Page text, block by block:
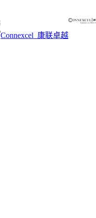
Connexcel_康联卓越